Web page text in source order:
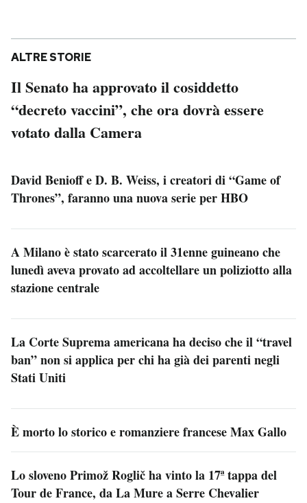
ALTRE STORIE
Il Senato ha approvato il cosiddetto
“decreto vaccini”, che ora dovrà essere
votato dalla Camera
David Benioff e D. B. Weiss, i creatori di “Game of
Thrones”, faranno una nuova serie per HBO
A Milano è stato scarcerato il 31enne guineano che
lunedì aveva provato ad accoltellare un poliziotto alla
stazione centrale
La Corte Suprema americana ha deciso che il “travel
ban” non si applica per chi ha già dei parenti negli
Stati Uniti
È morto lo storico e romanziere francese Max Gallo
Lo sloveno Primož Roglič ha vinto la 17ª tappa del
Tour de France, da La Mure a Serre Chevalier